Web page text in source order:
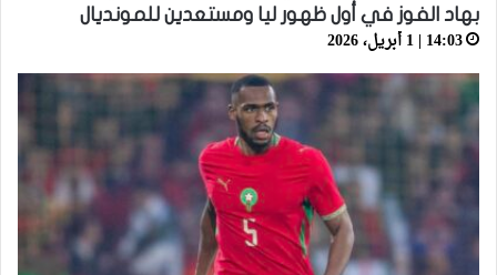
بهاد الفوز في أول ظهور ليا ومستعدين للمونديال
14:03 | 1 أبريل، 2026